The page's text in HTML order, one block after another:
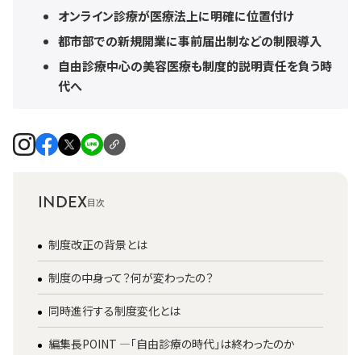
オンライン診療が医療法上に明確に位置付け
都市部での新規開業に事前届出制などの制限導入
自由診療中心の美容医療も制度的説明責任を負う時
代へ
INDEX
制度改正の背景とは
制度の中身って？何が変わったの？
同時進行する制度変化とは
編集長POINT ―「自由診療の時代」は終わったのか